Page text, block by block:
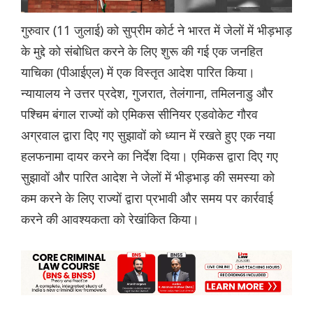
गुरुवार (11 जुलाई) को सुप्रीम कोर्ट ने भारत में जेलों में भीड़भाड़
के मुद्दे को संबोधित करने के लिए शुरू की गई एक जनहित
याचिका (पीआईएल) में एक विस्तृत आदेश पारित किया।
न्यायालय ने उत्तर प्रदेश, गुजरात, तेलंगाना, तमिलनाडु और
पश्चिम बंगाल राज्यों को एमिकस सीनियर एडवोकेट गौरव
अग्रवाल द्वारा दिए गए सुझावों को ध्यान में रखते हुए एक नया
हलफनामा दायर करने का निर्देश दिया। एमिकस द्वारा दिए गए
सुझावों और पारित आदेश ने जेलों में भीड़भाड़ की समस्या को
कम करने के लिए राज्यों द्वारा प्रभावी और समय पर कार्रवाई
करने की आवश्यकता को रेखांकित किया।